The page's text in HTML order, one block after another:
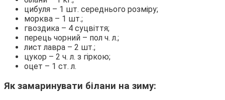
цибуля – 1 шт. середнього розміру;
морква – 1 шт.;
гвоздика – 4 суцвіття;
перець чорний – пол ч. л.;
лист лавра – 2 шт.;
цукор – 2 ч. л. з гіркою;
оцет – 1 ст. л.
Як замаринувати білани на зиму: